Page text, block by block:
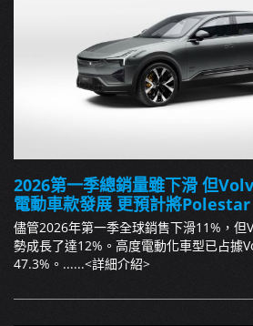
2026第一季總銷量雖下滑 但
電動車款發展 更預計將
儘管2026年第一季全球銷售下滑11%，但
勢成長了達12%。高度電動化車型已占據
47.3%。......<詳細介紹>